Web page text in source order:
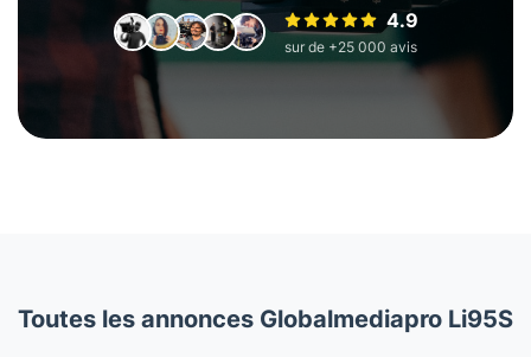
4.9
sur de +25 000 avis
Toutes les annonces Globalmediapro Li95S